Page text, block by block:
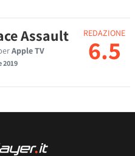
Assault
Apple TV
2019
REDAZIONE
6.5